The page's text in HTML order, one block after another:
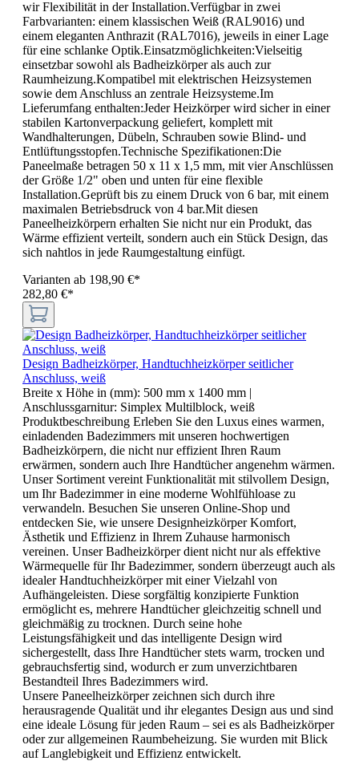
wir Flexibilität in der Installation.Verfügbar in zwei
Farbvarianten: einem klassischen Weiß (RAL9016) und
einem eleganten Anthrazit (RAL7016), jeweils in einer Lage
für eine schlanke Optik.Einsatzmöglichkeiten:Vielseitig
einsetzbar sowohl als Badheizkörper als auch zur
Raumheizung.Kompatibel mit elektrischen Heizsystemen
sowie dem Anschluss an zentrale Heizsysteme.Im
Lieferumfang enthalten:Jeder Heizkörper wird sicher in einer
stabilen Kartonverpackung geliefert, komplett mit
Wandhalterungen, Dübeln, Schrauben sowie Blind- und
Entlüftungsstopfen.Technische Spezifikationen:Die
Paneelmaße betragen 50 x 11 x 1,5 mm, mit vier Anschlüssen
der Größe 1/2" oben und unten für eine flexible
Installation.Geprüft bis zu einem Druck von 6 bar, mit einem
maximalen Betriebsdruck von 4 bar.Mit diesen
Paneelheizkörpern erhalten Sie nicht nur ein Produkt, das
Wärme effizient verteilt, sondern auch ein Stück Design, das
sich nahtlos in jede Raumgestaltung einfügt.
Varianten ab 198,90 €*
282,80 €*
Design Badheizkörper, Handtuchheizkörper seitlicher
Anschluss, weiß
Breite x Höhe in (mm): 500 mm x 1400 mm |
Anschlussgarnitur: Simplex Multilblock, weiß
Produktbeschreibung Erleben Sie den Luxus eines warmen,
einladenden Badezimmers mit unseren hochwertigen
Badheizkörpern, die nicht nur effizient Ihren Raum
erwärmen, sondern auch Ihre Handtücher angenehm wärmen.
Unser Sortiment vereint Funktionalität mit stilvollem Design,
um Ihr Badezimmer in eine moderne Wohlfühloase zu
verwandeln. Besuchen Sie unseren Online-Shop und
entdecken Sie, wie unsere Designheizkörper Komfort,
Ästhetik und Effizienz in Ihrem Zuhause harmonisch
vereinen. Unser Badheizkörper dient nicht nur als effektive
Wärmequelle für Ihr Badezimmer, sondern überzeugt auch als
idealer Handtuchheizkörper mit einer Vielzahl von
Aufhängeleisten. Diese sorgfältig konzipierte Funktion
ermöglicht es, mehrere Handtücher gleichzeitig schnell und
gleichmäßig zu trocknen. Durch seine hohe
Leistungsfähigkeit und das intelligente Design wird
sichergestellt, dass Ihre Handtücher stets warm, trocken und
gebrauchsfertig sind, wodurch er zum unverzichtbaren
Bestandteil Ihres Badezimmers wird.
Unsere Paneelheizkörper zeichnen sich durch ihre
herausragende Qualität und ihr elegantes Design aus und sind
eine ideale Lösung für jeden Raum – sei es als Badheizkörper
oder zur allgemeinen Raumbeheizung. Sie wurden mit Blick
auf Langlebigkeit und Effizienz entwickelt.